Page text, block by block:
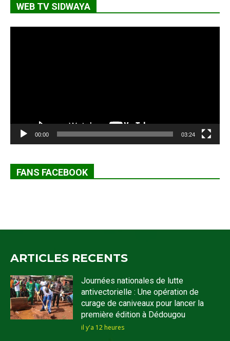
WEB TV SIDWAYA
00:00 03:24
FANS FACEBOOK
ARTICLES RECENTS
Journées nationales de lutte
antivectorielle : Une opération de
curage de caniveaux pour lancer la
première édition à Dédougou
il y'a 12 heures